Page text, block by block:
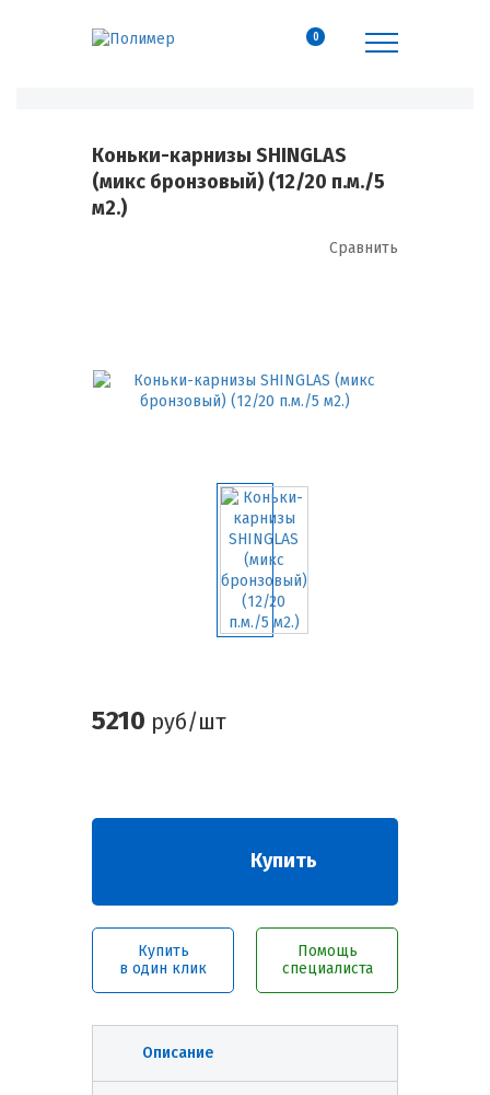
0
Коньки-карнизы SHINGLAS
(микс бронзовый) (12/20 п.м./5
м2.)
Сравнить
5210 руб/шт
Купить
Купить
в один клик
Помощь
специалиста
Описание